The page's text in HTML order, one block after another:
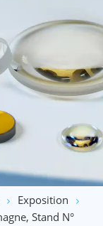
Exposition
Stand N°